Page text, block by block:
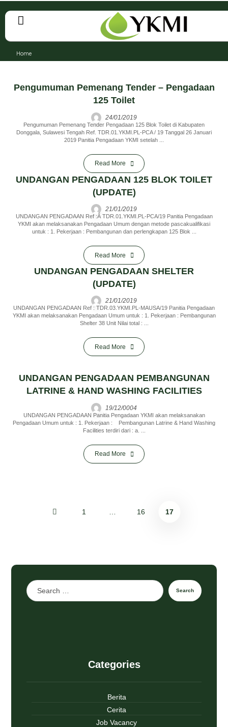
Home
Pengumuman Pemenang Tender – Pengadaan
125 Toilet
24/01/2019
Pengumuman Pemenang Tender Pengadaan 125 Blok Toilet di Kabupaten
Donggala, Sulawesi Tengah Ref. TDR.01.YKMI.PL-PCA / 19 Tanggal 26 Januari
2019 Panitia Pengadaan YKMI setelah ...
Read More
UNDANGAN PENGADAAN 125 BLOK TOILET
(UPDATE)
21/01/2019
UNDANGAN PENGADAAN Ref :Â TDR.01.YKMI.PL-PCA/19 Panitia Pengadaan
YKMI akan melaksanakan Pengadaan Umum dengan metode pascakualifikasi
untuk : 1. Pekerjaan : Pembangunan dan perlengkapan 125 Blok ...
Read More
UNDANGAN PENGADAAN SHELTER
(UPDATE)
21/01/2019
UNDANGAN PENGADAAN Ref : TDR.03.YKMI.PL-MAUSA/19 Panitia Pengadaan
YKMI akan melaksanakan Pengadaan Umum untuk : 1. Pekerjaan : Pembangunan
Shelter 38 Unit Nilai total : ...
Read More
UNDANGAN PENGADAAN PEMBANGUNAN
LATRINE & HAND WASHING FACILITIES
19/12/0004
UNDANGAN PENGADAAN Panitia Pengadaan YKMI akan melaksanakan
Pengadaan Umum untuk : 1. Pekerjaan : Pembangunan Latrine & Hand Washing
Facilities terdiri dari : a. ...
Read More
1 16 17
Search
Categories
Berita
Cerita
Job Vacancy